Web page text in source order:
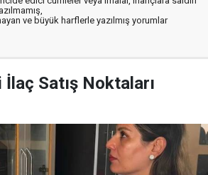
ve büyük harflerle yazılmış yorumlar
İlaç Satış Noktaları